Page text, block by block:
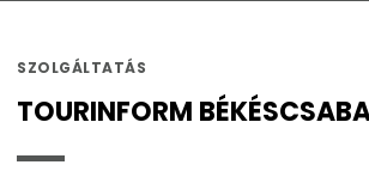
SZOLGÁLTATÁS
TOURINFORM